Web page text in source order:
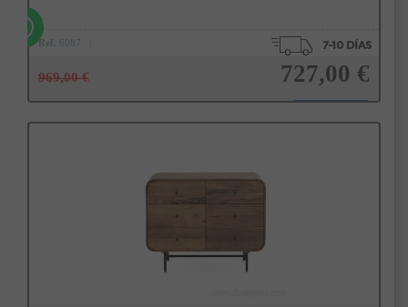
Ref. 6087
969,00 € 727,00 €